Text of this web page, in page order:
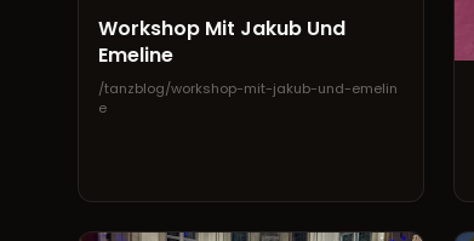
Workshop Mit Jakub Und
Emeline
/tanzblog/workshop-mit-jakub-und-emelin
e